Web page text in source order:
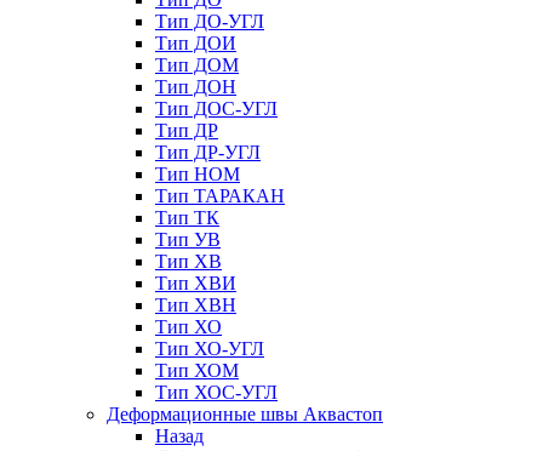
Тип ДО-УГЛ
Тип ДОИ
Тип ДОМ
Тип ДОН
Тип ДОС-УГЛ
Тип ДР
Тип ДР-УГЛ
Тип НОМ
Тип ТАРАКАН
Тип ТК
Тип УВ
Тип ХВ
Тип ХВИ
Тип ХВН
Тип ХО
Тип ХО-УГЛ
Тип ХОМ
Тип ХОС-УГЛ
Деформационные швы Аквастоп
Назад